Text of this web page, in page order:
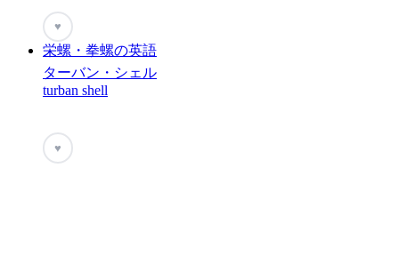
♥
栄螺・拳螺の英語
ターバン・シェル
turban shell
♥